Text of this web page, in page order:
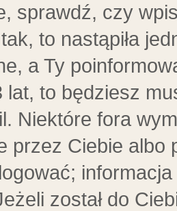
sprawdź, czy
tak, to nastąpiła
a Ty
lat, to będziesz
Niektóre fora
przez Ciebie albo
został do